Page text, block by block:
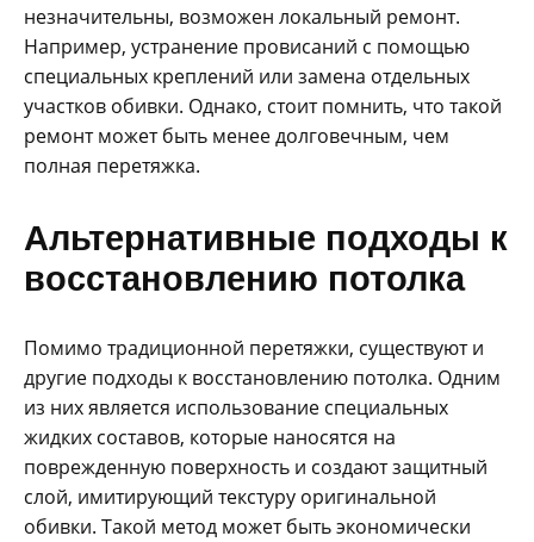
незначительны, возможен локальный ремонт.
Например, устранение провисаний с помощью
специальных креплений или замена отдельных
участков обивки. Однако, стоит помнить, что такой
ремонт может быть менее долговечным, чем
полная перетяжка.
Альтернативные подходы к
восстановлению потолка
Помимо традиционной перетяжки, существуют и
другие подходы к восстановлению потолка. Одним
из них является использование специальных
жидких составов, которые наносятся на
поврежденную поверхность и создают защитный
слой, имитирующий текстуру оригинальной
обивки. Такой метод может быть экономически